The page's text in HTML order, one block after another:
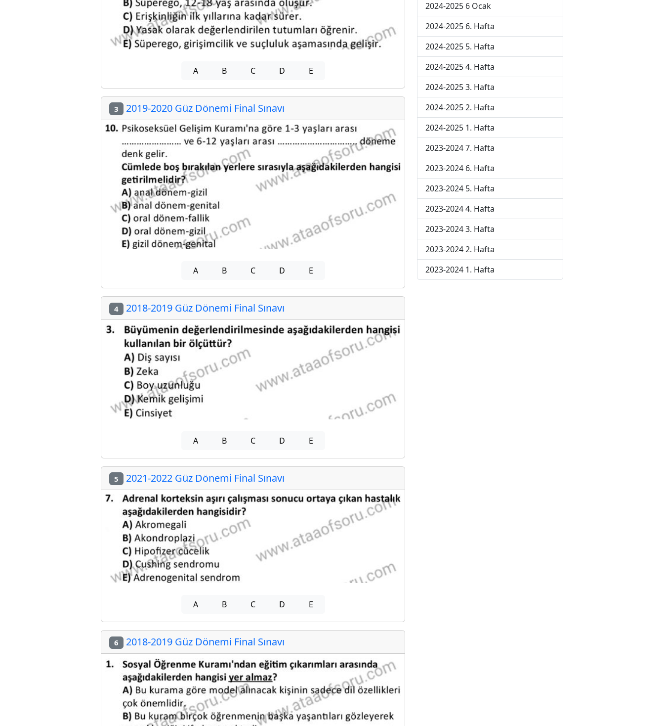
A B C D E
3 2019-2020 Güz Dönemi Final Sınavı
A B C D E
4 2018-2019 Güz Dönemi Final Sınavı
A B C D E
5 2021-2022 Güz Dönemi Final Sınavı
A B C D E
6 2018-2019 Güz Dönemi Final Sınavı
2024-2025 6 Ocak
2024-2025 6. Hafta
2024-2025 5. Hafta
2024-2025 4. Hafta
2024-2025 3. Hafta
2024-2025 2. Hafta
2024-2025 1. Hafta
2023-2024 7. Hafta
2023-2024 6. Hafta
2023-2024 5. Hafta
2023-2024 4. Hafta
2023-2024 3. Hafta
2023-2024 2. Hafta
2023-2024 1. Hafta